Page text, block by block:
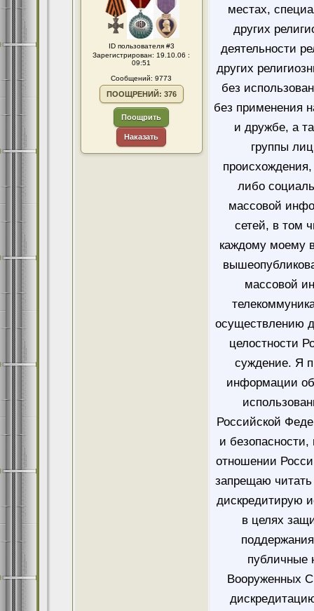
ID пользователя #3
Зарегистрирован: 19.10.06 :
09:51
Сообщений: 9773
ПООЩРЕНИЙ: 376
Поощрить
Наказать
местах,
других
деятельности
других
без
без применения
и дружбе, а
группы
либо
массовой
сетей, в том
каждому моему
массовой
осуществлению
целостности
суждение. Я
информации
Российской
и безопасности,
отношении
запрещаю читать
дискредитирую
в целях
публичные
Вооруженных